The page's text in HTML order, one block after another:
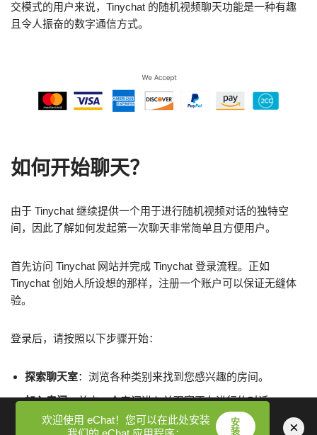
交模式的用户来说，Tinychat 的随机视频聊天功能是一种有趣
且令人振奋的数字通信方式。
如何开始聊天？
由于 Tinychat 继续提供一个用于进行随机视频对话的独特空
间，因此了解如何发起第一次聊天非常简单且方便用户。
首先访问 Tinychat 网站并完成 Tinychat 登录流程。正如
Tinychat 创始人所设想的那样，注册一个账户可以保证无缝体
验。
登录后，请按照以下步骤开始：
探索聊天室：浏览各种类别来找到您感兴趣的房间。
加入房间：单击一个房间进入并观察正在进行的对话。
开始聊天：启用您的摄像头和麦克风，积极参与。
欢迎使用 eChat！您可以在此处安装
安
装
×